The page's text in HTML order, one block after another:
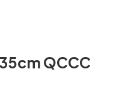
QCCC